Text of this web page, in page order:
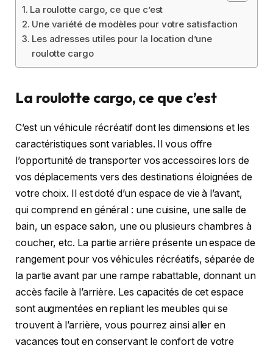
La roulotte cargo, ce que c’est
Une variété de modèles pour votre satisfaction
Les adresses utiles pour la location d’une
roulotte cargo
La roulotte cargo, ce que c’est
C’est un véhicule récréatif dont les dimensions et les
caractéristiques sont variables. Il vous offre
l’opportunité de transporter vos accessoires lors de
vos déplacements vers des destinations éloignées de
votre choix. Il est doté d’un espace de vie à l’avant,
qui comprend en général : une cuisine, une salle de
bain, un espace salon, une ou plusieurs chambres à
coucher, etc. La partie arrière présente un espace de
rangement pour vos véhicules récréatifs, séparée de
la partie avant par une rampe rabattable, donnant un
accès facile à l’arrière. Les capacités de cet espace
sont augmentées en repliant les meubles qui se
trouvent à l’arrière, vous pourrez ainsi aller en
vacances tout en conservant le confort de votre